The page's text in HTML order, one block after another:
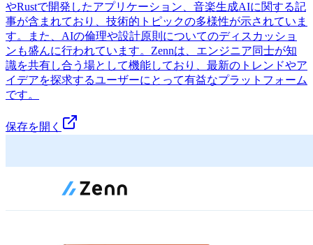
やRustで開発したアプリケーション、音楽生成AIに関する記
事が含まれており、技術的トピックの多様性が示されていま
す。また、AIの倫理や設計原則についてのディスカッショ
ンも盛んに行われています。Zennは、エンジニア同士が知
識を共有し合う場として機能しており、最新のトレンドやア
イデアを探求するユーザーにとって有益なプラットフォーム
です。
保存を開く